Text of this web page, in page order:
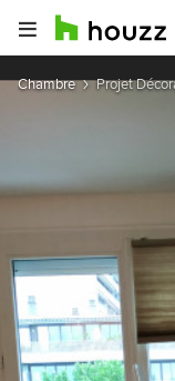
Chambre Projet